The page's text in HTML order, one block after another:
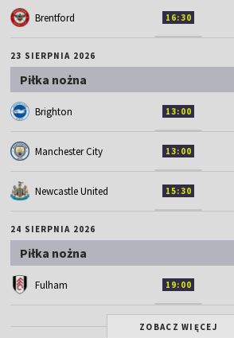
Brentford 16:30
23 SIERPNIA 2026
Piłka nożna
Brighton 13:00
Manchester City 13:00
Newcastle United 15:30
24 SIERPNIA 2026
Piłka nożna
Fulham 19:00
ZOBACZ WIĘCEJ